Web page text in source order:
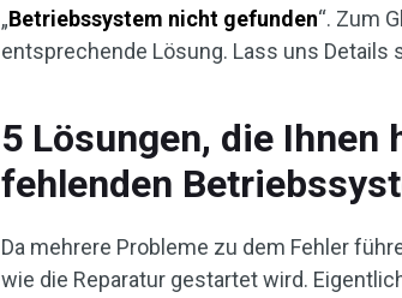
„Betriebssystem nicht gefunden“. Zum
entsprechende Lösung. Lass uns Details
5 Lösungen, die Ihnen
fehlenden
Da mehrere Probleme zu dem Fehler
wie die Reparatur gestartet wird.